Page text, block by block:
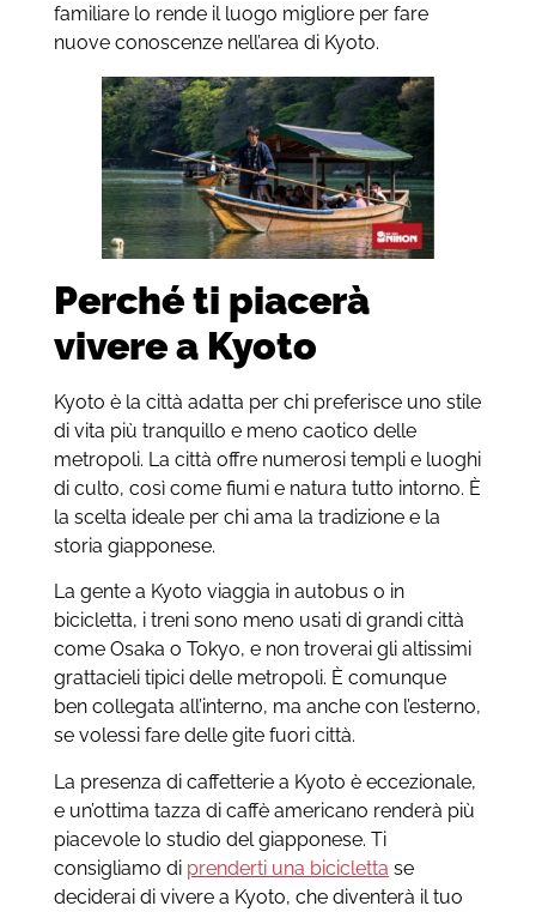
familiare lo rende il luogo migliore per fare
nuove conoscenze nell’area di Kyoto.
Perché ti piacerà
vivere a Kyoto
Kyoto è la città adatta per chi preferisce uno stile
di vita più tranquillo e meno caotico delle
metropoli. La città offre numerosi templi e luoghi
di culto, così come fiumi e natura tutto intorno. È
la scelta ideale per chi ama la tradizione e la
storia giapponese.
La gente a Kyoto viaggia in autobus o in
bicicletta, i treni sono meno usati di grandi città
come Osaka o Tokyo, e non troverai gli altissimi
grattacieli tipici delle metropoli. È comunque
ben collegata all’interno, ma anche con l’esterno,
se volessi fare delle gite fuori città.
La presenza di caffetterie a Kyoto è eccezionale,
e un’ottima tazza di caffè americano renderà più
piacevole lo studio del giapponese. Ti
consigliamo di prenderti una bicicletta se
deciderai di vivere a Kyoto, che diventerà il tuo